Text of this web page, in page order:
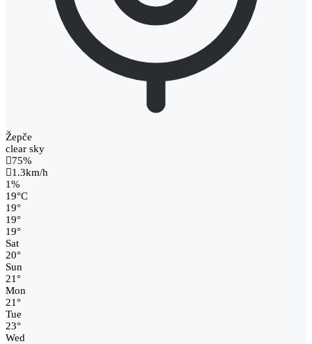
Žepče
clear sky
75%
1.3km/h
1%
19°C
19°
19°
19°
Sat
20°
Sun
21°
Mon
21°
Tue
23°
Wed